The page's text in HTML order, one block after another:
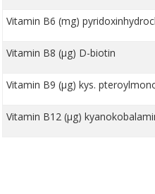
Vitamin B6 (mg)
Vitamin B8 (µg) D-biotin
Vitamin B9 (µg) kys.
Vitamin B12 (µg)